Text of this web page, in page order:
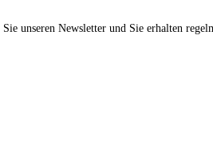
unseren Newsletter und Sie erhalten